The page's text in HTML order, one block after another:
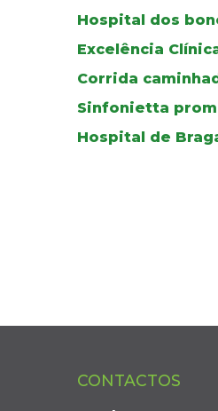
Hospital dos
Excelência
Corrida
Sinfonietta
Hospital de
CONTACTOS